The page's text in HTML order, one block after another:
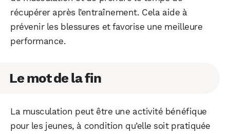
récupérer après l’entraînement. Cela aide à
prévenir les blessures et favorise une meilleure
performance.
Le mot de la fin
La musculation peut être une activité bénéfique
pour les jeunes, à condition qu’elle soit pratiquée